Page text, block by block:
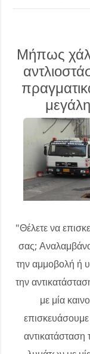
Μήπως
"Θέλετε να
σας;
την αμμοβολή ή
την
με μία
επισκευάσουμε
αντικατάσταση